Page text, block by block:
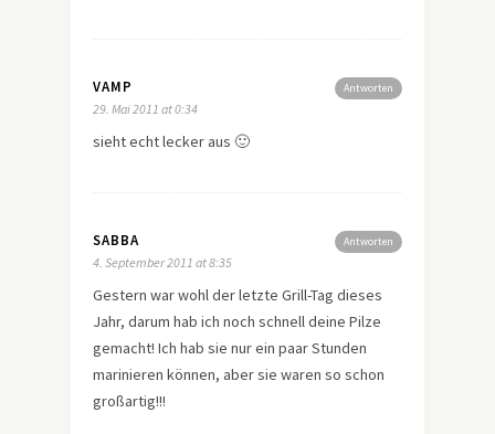
Antworten
VAMP
29. Mai 2011 at 0:34
sieht echt lecker aus 🙂
Antworten
SABBA
4. September 2011 at 8:35
Gestern war wohl der letzte Grill-Tag dieses
Jahr, darum hab ich noch schnell deine Pilze
gemacht! Ich hab sie nur ein paar Stunden
marinieren können, aber sie waren so schon
großartig!!!